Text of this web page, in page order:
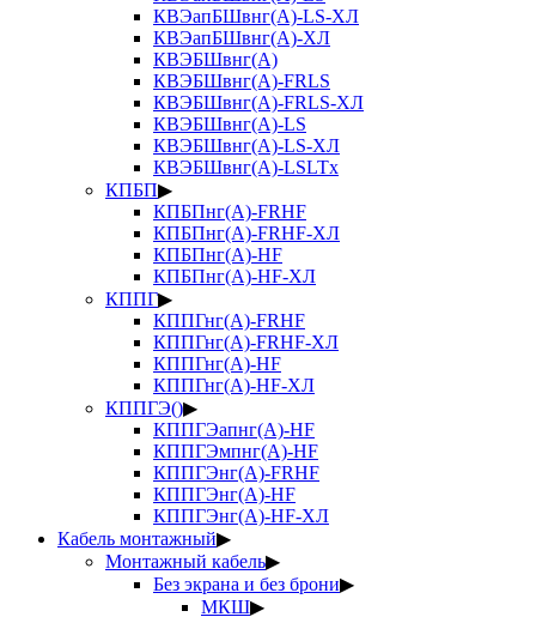
КВЭапБШвнг(А)-LS-ХЛ
КВЭапБШвнг(А)-ХЛ
КВЭБШвнг(А)
КВЭБШвнг(А)-FRLS
КВЭБШвнг(А)-FRLS-ХЛ
КВЭБШвнг(А)-LS
КВЭБШвнг(А)-LS-ХЛ
КВЭБШвнг(А)-LSLTx
КПБП▶
КПБПнг(А)-FRHF
КПБПнг(А)-FRHF-ХЛ
КПБПнг(А)-HF
КПБПнг(А)-HF-ХЛ
КППГ▶
КППГнг(А)-FRHF
КППГнг(А)-FRHF-ХЛ
КППГнг(А)-HF
КППГнг(А)-HF-ХЛ
КППГЭ()▶
КППГЭапнг(А)-HF
КППГЭмпнг(А)-HF
КППГЭнг(А)-FRHF
КППГЭнг(А)-HF
КППГЭнг(А)-HF-ХЛ
Кабель монтажный▶
Монтажный кабель▶
Без экрана и без брони▶
МКШ▶